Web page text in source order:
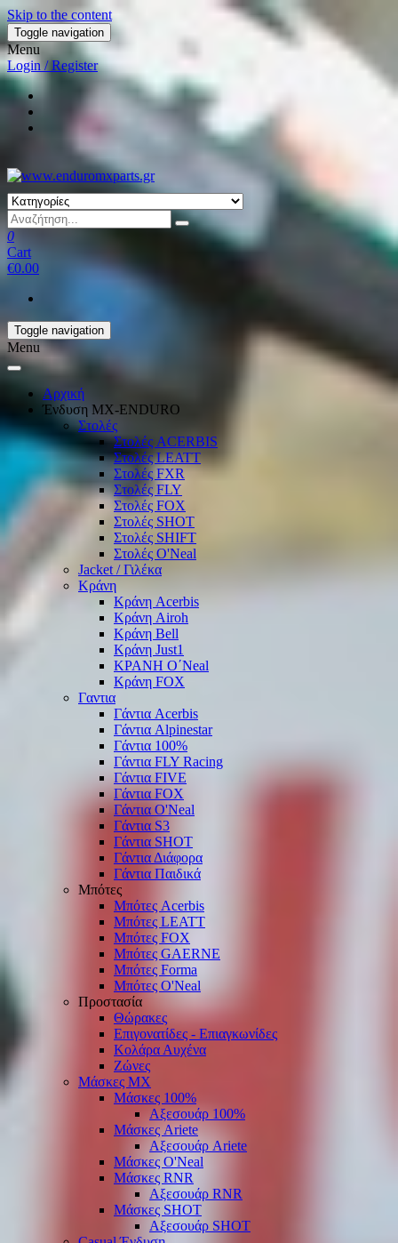
Skip to the content
Toggle navigation
Menu
Login / Register
0
Cart
€0.00
Toggle navigation
Menu
Αρχική
Ένδυση ΜΧ-ΕΝDURO
Στολές
Στολές ACERBIS
Στολές LEATT
Στολές FXR
Στολές FLY
Στολές FOX
Στολές SHOT
Στολές SHIFT
Στολές O'Neal
Jacket / Γιλέκα
Κράνη
Κράνη Acerbis
Κράνη Airoh
Κράνη Bell
Κράνη Just1
ΚΡΑΝΗ O΄Νeal
Κράνη FOX
Γαντια
Γάντια Acerbis
Γάντια Alpinestar
Γάντια 100%
Γάντια FLY Racing
Γάντια FIVE
Γάντια FOX
Γάντια O'Νeal
Γάντια S3
Γάντια SHOT
Γάντια Διάφορα
Γάντια Παιδικά
Μπότες
Μπότες Acerbis
Μπότες LEATT
Μπότες FOX
Μπότες GAERNE
Μπότες Forma
Μπότες O'Neal
Προστασία
Θώρακες
Επιγονατίδες - Επιαγκωνίδες
Κολάρα Αυχένα
Ζώνες
Μάσκες ΜΧ
Μάσκες 100%
Αξεσουάρ 100%
Μάσκες Ariete
Αξεσουάρ Ariete
Μάσκες O'Neal
Μάσκες RNR
Αξεσουάρ RNR
Μάσκες SHOT
Αξεσουάρ SHOT